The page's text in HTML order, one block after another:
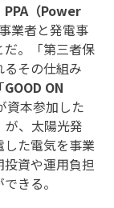
PPA（Power
業者と発電事
。「第三者保
その仕組み
「GOOD ON
資本参加した
が、太陽光発
た電気を事業
資や運用負担
きる。